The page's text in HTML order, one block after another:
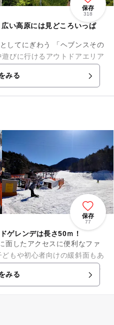
保存
318
い高原には見どころいっぱ
う 「ヘブンスその
みる
保存
77
ゲレンデは長さ50ｍ！
面したアクセスに便利なファ
パークにあるそり専用の本格
みる